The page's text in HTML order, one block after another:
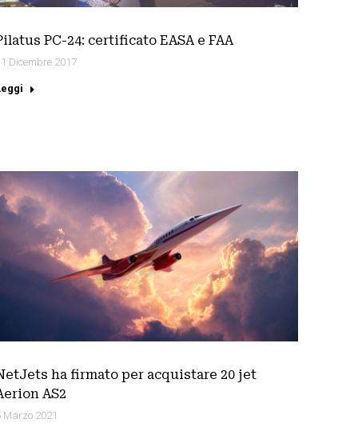
PC-24: certificato EASA e FAA
Dicembre 2017
ha firmato per acquistare 20 jet
AS2
Marzo 2021